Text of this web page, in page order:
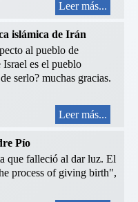
Leer más...
islámica de Irán
al pueblo de
es el pueblo
serlo? muchas gracias.
Leer más...
Pío
que falleció al dar luz. El
process of giving birth",